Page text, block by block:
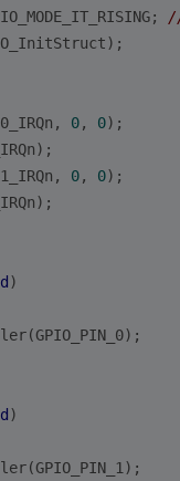
0, 0);
0, 0);
)
)